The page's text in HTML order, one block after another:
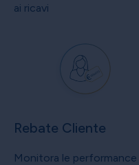
ai ricavi
Rebate Cliente
Monitora le